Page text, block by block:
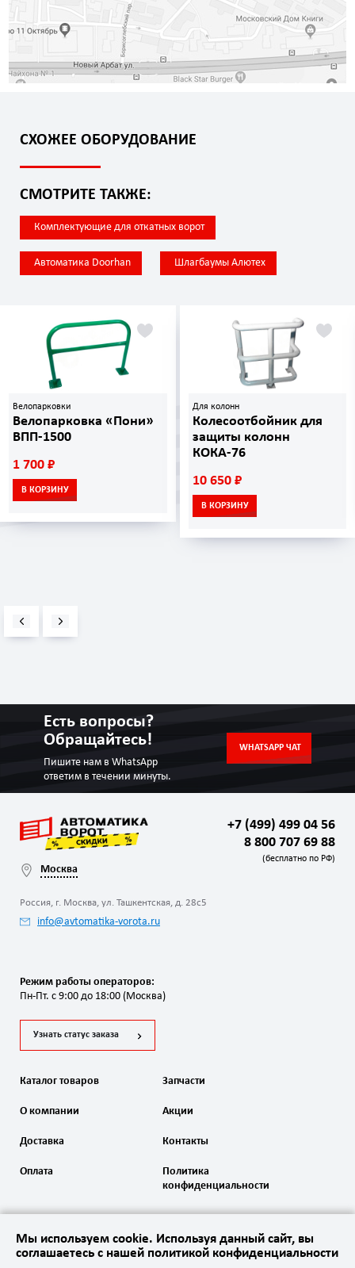
СХОЖЕЕ ОБОРУДОВАНИЕ
СМОТРИТЕ ТАКЖЕ:
Комплектующие для откатных ворот
Автоматика Doorhan Шлагбаумы Алютех
Велопарковки
Велопарковка «Пони»
ВПП-1500
1 700 ₽
В КОРЗИНУ
Для колонн
Колесоотбойник для
защиты колонн
КОКА-76
10 650 ₽
В КОРЗИНУ
Есть вопросы?
Обращайтесь!
Пишите нам в WhatsApp
ответим в течении минуты.
WHATSAPP ЧАТ
Москва
Россия, г. Москва, ул. Ташкентская, д. 28с5
info@avtomatika-vorota.ru
+7 (499) 499 04 56
8 800 707 69 88
(бесплатно по РФ)
Режим работы операторов:
Пн-Пт. с 9:00 до 18:00 (Москва)
Узнать статус заказа
Каталог товаров Запчасти
О компании
Доставка
Оплата
Акции
Контакты
Политика
конфиденциальности
Мы используем cookie. Используя данный сайт, вы
соглашаетесь с нашей политикой конфиденциальности